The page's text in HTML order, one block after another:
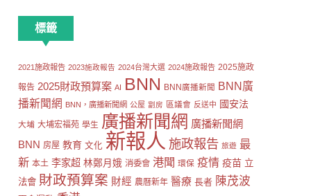
標籤
2021施政報告 2023施政報告 2024台灣大選 2024施政報告 2025施政
報告 2025財政預算案 AI BNN BNN廣播新聞
BNN廣
播新聞網 BNN，廣播新聞網 公屋 劏房 區議會 反送中 國安法
大埔 大埔宏福苑 學生 廣播新聞網 廣播新聞網
BNN 房屋 教育 文化 新報人 施政報告 旅遊 最
新 本土 李家超 林鄭月娥 消委會 港聞 環保 疫情 疫苗 立
法會 財政預算案 財經 農曆新年 醫療 長者 陳茂波